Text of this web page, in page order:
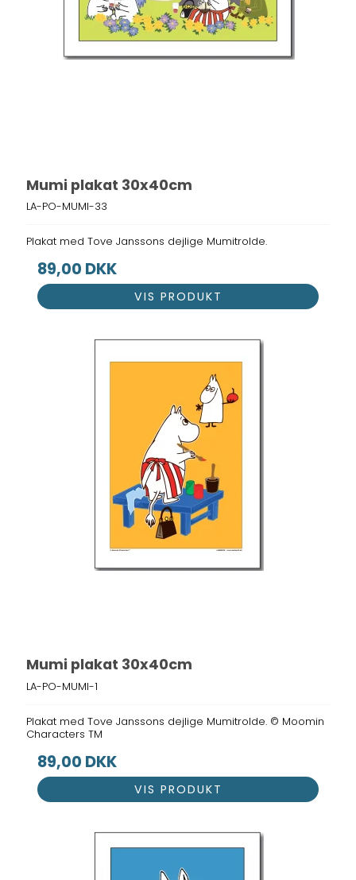
Mumi plakat 30x40cm
LA-PO-MUMI-33
Plakat med Tove Janssons dejlige Mumitrolde.
89,00 DKK
VIS PRODUKT
Mumi plakat 30x40cm
LA-PO-MUMI-1
Plakat med Tove Janssons dejlige Mumitrolde. © Moomin
Characters TM
89,00 DKK
VIS PRODUKT